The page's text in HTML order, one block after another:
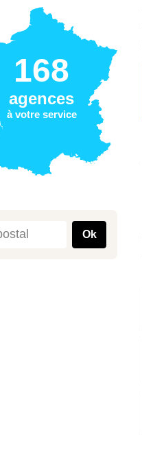
168
agences
à votre service
Ok